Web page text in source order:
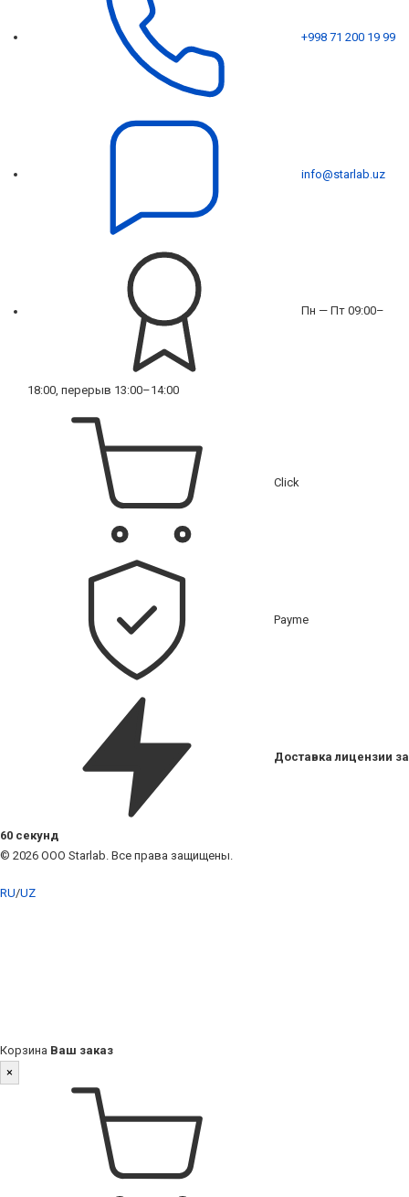
+998 71 200 19 99
info@starlab.uz
Пн — Пт 09:00–
18:00, перерыв 13:00–14:00
Click
Payme
Доставка лицензии за
60 секунд
© 2026 ООО Starlab. Все права защищены.
RU/UZ
Корзина Ваш заказ
×